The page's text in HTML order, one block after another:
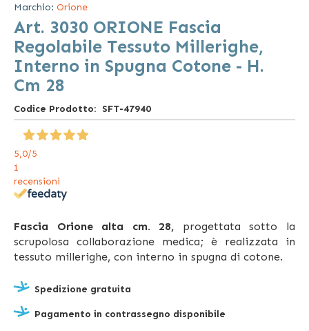
galleria
di
immagini
Marchio: Orione
Art. 3030 ORIONE Fascia
Regolabile Tessuto Millerighe,
Interno in Spugna Cotone - H.
Cm 28
Codice Prodotto SFT-47940
5,0/5
1
recensioni
Fascia Orione alta cm. 28, progettata sotto la
scrupolosa collaborazione medica; è realizzata in
tessuto millerighe, con interno in spugna di cotone.
Spedizione gratuita
Pagamento in contrassegno disponibile